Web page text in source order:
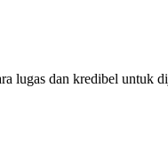
lugas dan kredibel untuk